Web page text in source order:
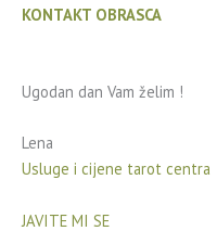
KONTAKT OBRASCA
Ugodan dan Vam želim !
Lena
Usluge i cijene tarot centra
JAVITE MI SE